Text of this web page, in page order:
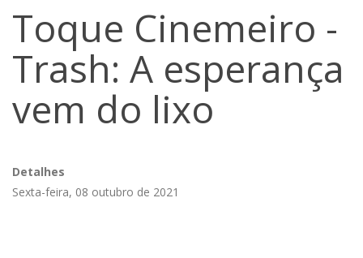
Toque Cinemeiro -
Trash: A esperança
vem do lixo
Detalhes
Sexta-feira, 08 outubro de 2021